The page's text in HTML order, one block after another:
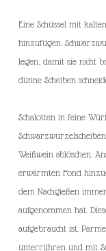
Eine Schüssel mit
hinzufügen.
legen, damit sie nicht
dünne Scheiben
Schalotten in feine
Weißwein ablöschen.
erwärmten Fond
dem Nachgießen
aufgenommen hat.
aufgebraucht ist.
unterrühren und mit